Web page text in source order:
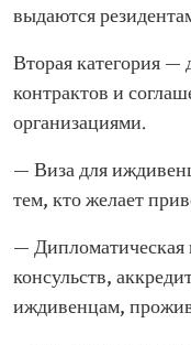
выдаются
Вторая категория —
контрактов и
организациями.
— Виза для
тем, кто желает
— Дипломатическая
консульств,
иждивенцам,